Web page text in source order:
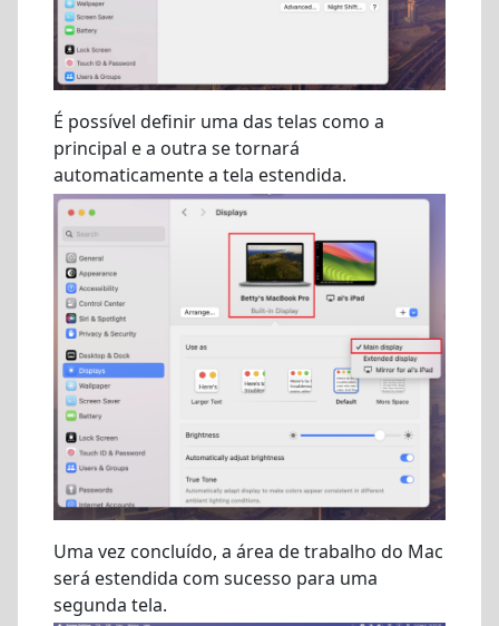
É possível definir uma das telas como a
principal e a outra se tornará
automaticamente a tela estendida.
Uma vez concluído, a área de trabalho do Mac
será estendida com sucesso para uma
segunda tela.